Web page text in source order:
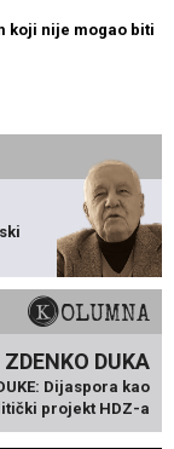
koji nije mogao biti
KOLUMNA
ZDENKO DUKA
Dijaspora kao
projekt HDZ-a